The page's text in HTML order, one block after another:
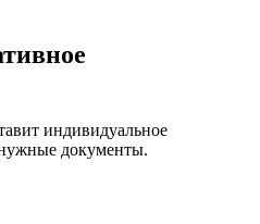
индивидуальное
документы.